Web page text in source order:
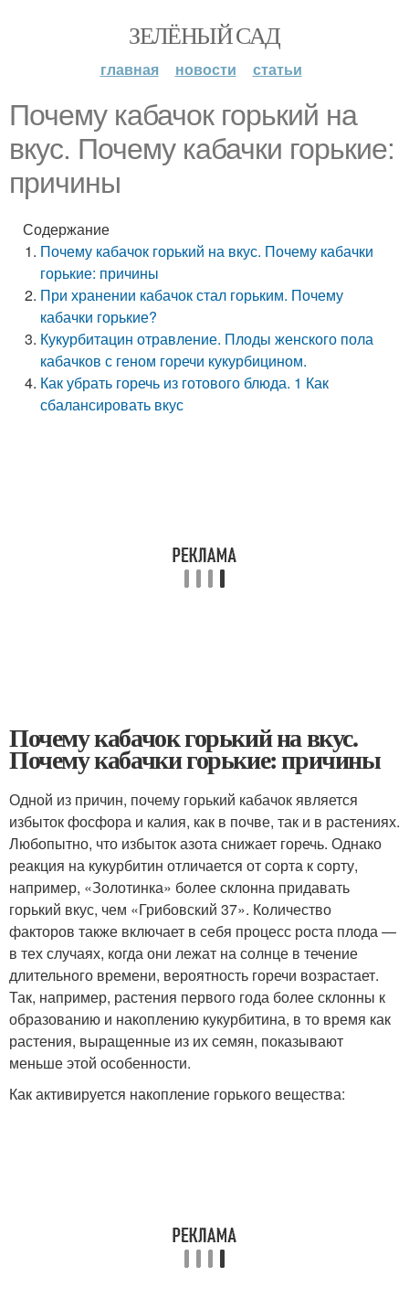
ЗЕЛЁНЫЙ САД
главная новости статьи
Почему кабачок горький на
вкус. Почему кабачки горькие:
причины
Содержание
Почему кабачок горький на вкус. Почему кабачки
горькие: причины
При хранении кабачок стал горьким. Почему
кабачки горькие?
Кукурбитацин отравление. Плоды женского пола
кабачков с геном горечи кукурбицином.
Как убрать горечь из готового блюда. 1 Как
сбалансировать вкус
Почему кабачок горький на вкус.
Почему кабачки горькие: причины
Одной из причин, почему горький кабачок является
избыток фосфора и калия, как в почве, так и в растениях.
Любопытно, что избыток азота снижает горечь. Однако
реакция на кукурбитин отличается от сорта к сорту,
например, «Золотинка» более склонна придавать
горький вкус, чем «Грибовский 37». Количество
факторов также включает в себя процесс роста плода —
в тех случаях, когда они лежат на солнце в течение
длительного времени, вероятность горечи возрастает.
Так, например, растения первого года более склонны к
образованию и накоплению кукурбитина, в то время как
растения, выращенные из их семян, показывают
меньше этой особенности.
Как активируется накопление горького вещества: